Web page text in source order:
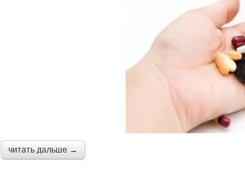
читать дальше →